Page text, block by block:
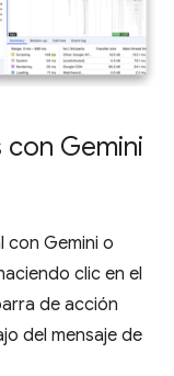
Gemini
Gemini o
clic en el
de acción
del mensaje de